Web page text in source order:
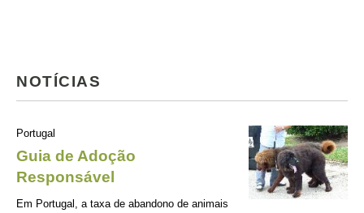
NOTÍCIAS
Portugal
Guia de Adoção
Responsável
Em Portugal, a taxa de abandono de animais